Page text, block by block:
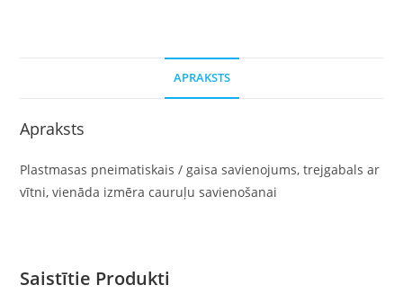
APRAKSTS
Apraksts
Plastmasas pneimatiskais / gaisa savienojums, trejgabals ar
vītni, vienāda izmēra cauruļu savienošanai
Saistītie Produkti